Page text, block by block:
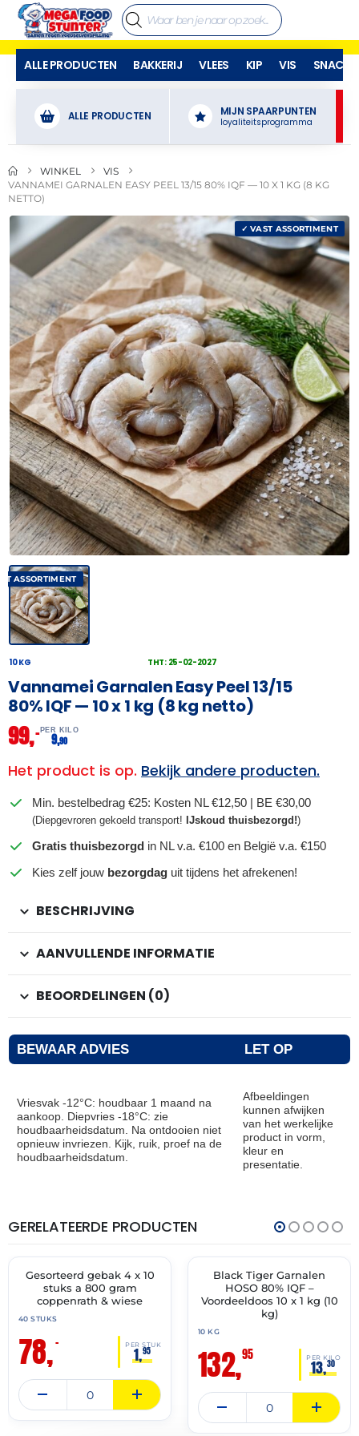
ALLE PRODUCTEN BAKKERIJ VLEES KIP VIS SNACKS
ALLE PRODUCTEN MIJN SPAARPUNTEN
loyaliteitsprogramma
WINKEL
VIS
VANNAMEI GARNALEN EASY PEEL 13/15 80% IQF — 10 X 1 KG (8 KG
NETTO)
✓ VAST ASSORTIMENT
ASSORTIMENT
10 KG THT: 25-02-2027
Vannamei Garnalen Easy Peel 13/15
80% IQF — 10 x 1 kg (8 kg netto)
99,– PER KILO
9,90
Het product is op. Bekijk andere producten.
Min. bestelbedrag €25: Kosten NL €12,50 | BE €30,00
(Diepgevroren gekoeld transport! IJskoud thuisbezorgd!)
Gratis thuisbezorgd in NL v.a. €100 en België v.a. €150
Kies zelf jouw bezorgdag uit tijdens het afrekenen!
BESCHRIJVING
AANVULLENDE INFORMATIE
BEOORDELINGEN (0)
BEWAAR ADVIES LET OP
Vriesvak -12°C: houdbaar 1 maand na
aankoop. Diepvries -18°C: zie
houdbaarheidsdatum. Na ontdooien niet
opnieuw invriezen. Kijk, ruik, proef na de
houdbaarheidsdatum.
Afbeeldingen
kunnen afwijken
van het werkelijke
product in vorm,
kleur en
presentatie.
GERELATEERDE PRODUCTEN
✓ VAST ASSORTIMENT
THT:
30-
Gesorteerd gebak 4 x 10
stuks a 800 gram
coppenrath & wiese
40 STUKS
78,– PER STUK
1,95
✓ VAST ASSORTIMENT
Black Tiger Garnalen
HOSO 80% IQF –
Voordeeldoos 10 x 1 kg (10
kg)
10 KG
132,95 PER KILO
13,30